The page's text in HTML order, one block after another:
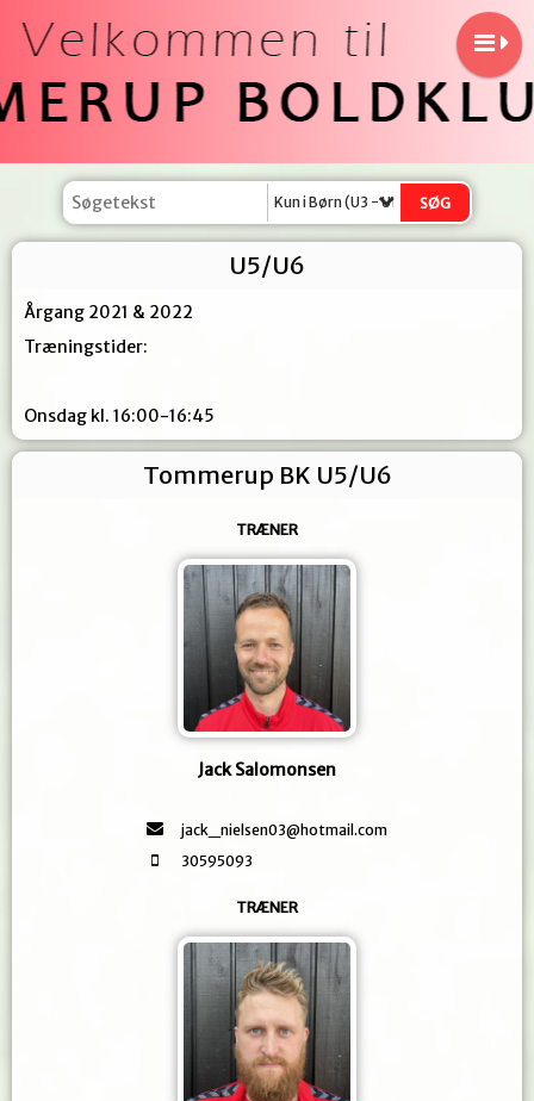
Kun i Børn (U3 - U11)
U5/U6
Årgang 2021 & 2022
Træningstider:
Onsdag kl. 16:00-16:45
Tommerup BK U5/U6
TRÆNER
Jack Salomonsen
jack_nielsen03@hotmail.com
30595093
TRÆNER